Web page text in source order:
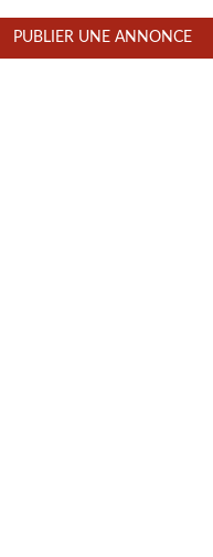
PUBLIER UNE ANNONCE